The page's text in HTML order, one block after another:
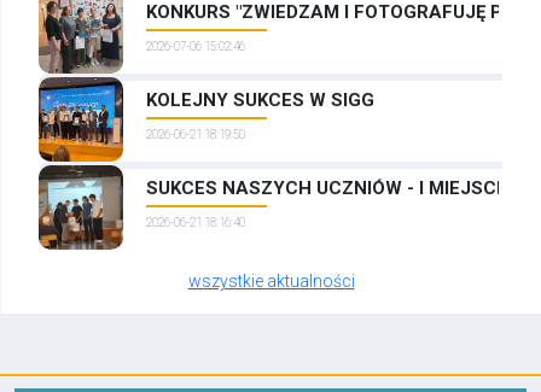
KONKURS "ZWIEDZAM I FOTOGRAFUJĘ
2026-07-06 15:02:46
KOLEJNY SUKCES W SIGG
2026-06-21 18:19:50
SUKCES NASZYCH UCZNIÓW - I MIEJSCE W
2026-06-21 18:16:40
wszystkie aktualności